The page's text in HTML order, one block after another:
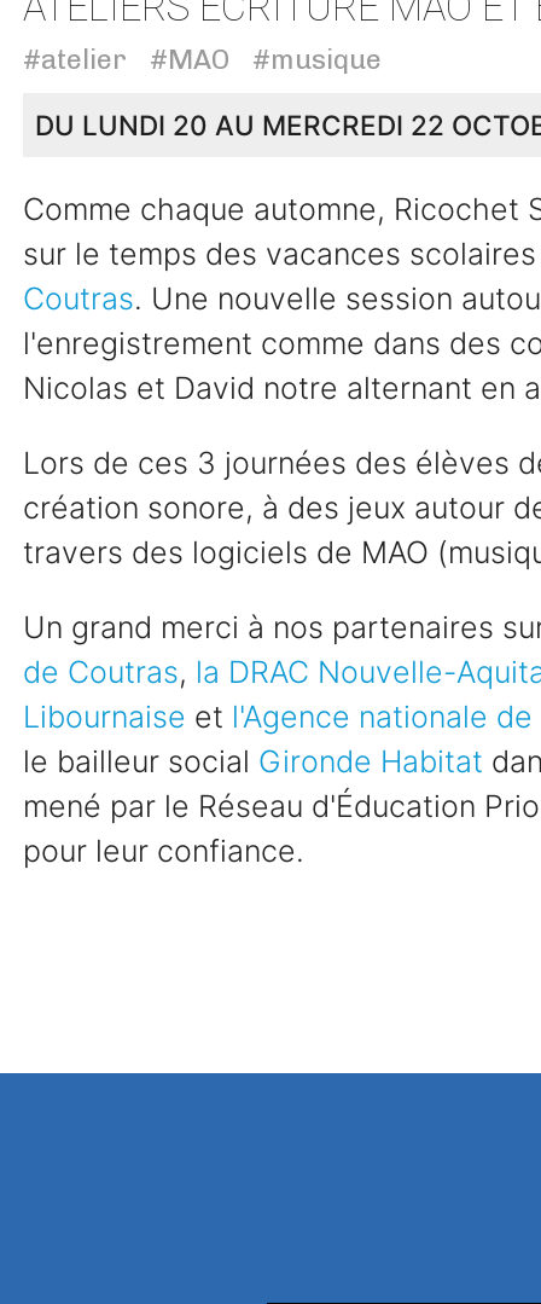
#atelier #MAO
#musique
DU LUNDI 20 AU MERCREDI 22
Comme chaque automne,
sur le temps des vacances
Coutras. Une nouvelle session
l'enregistrement comme dans des
Nicolas et David notre alternant en
Lors de ces 3 journées des élèves
création sonore, à des jeux autour
travers des logiciels de MAO
Un grand merci à nos partenaires
de Coutras, la DRAC Nouvelle-
Libournaise et l'Agence nationale
le bailleur social Gironde Habitat
mené par le Réseau d'Éducation
pour leur confiance.